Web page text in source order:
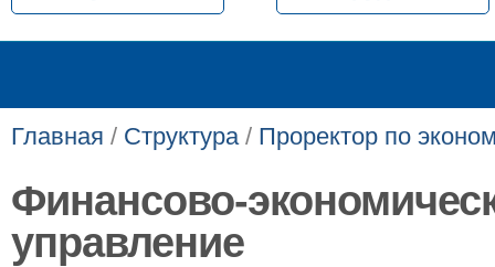
Главная / Структура/ Проректор по
Финансово-
управление